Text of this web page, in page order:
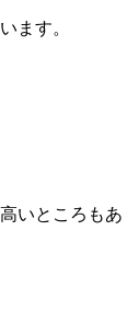
ます。
いところもあ